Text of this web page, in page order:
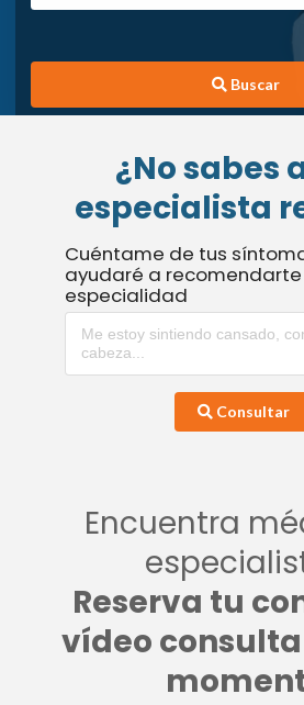
Buscar
¿No sabes
especialista
Cuéntame de tus
ayudaré a recomendarte
especialidad
Consultar
Encuentra
Reserva tu
vídeo